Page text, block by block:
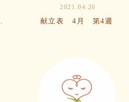
2021.04.20
献立表 4月 第4週